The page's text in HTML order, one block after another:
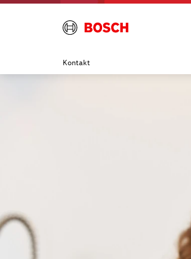
Kontakt